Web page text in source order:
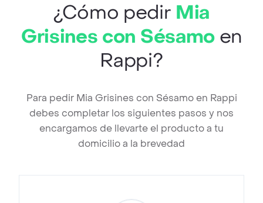
¿Cómo pedir Mia
Grisines con Sésamoen
Rappi?
Para pedir Mia Grisines con Sésamo en Rappi
debes completar los siguientes pasos y nos
encargamos de llevarte el producto a tu
domicilio a la brevedad